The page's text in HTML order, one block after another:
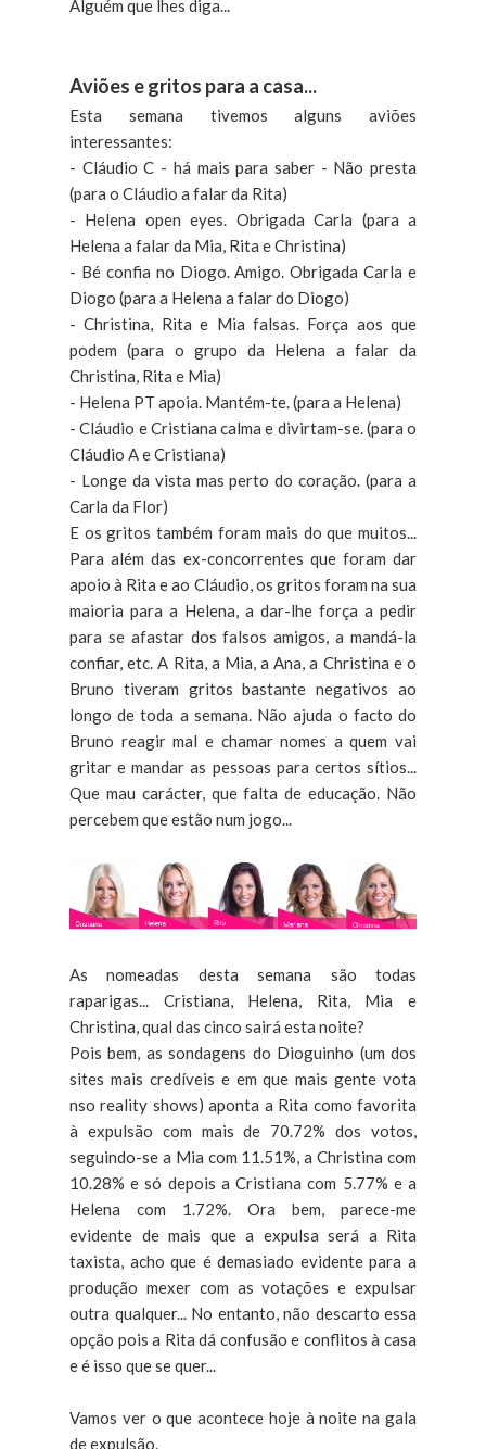
Alguém que lhes diga...
Aviões e gritos para a casa...
Esta semana tivemos alguns aviões
interessantes:
- Cláudio C - há mais para saber - Não presta
(para o Cláudio a falar da Rita)
- Helena open eyes. Obrigada Carla (para a
Helena a falar da Mia, Rita e Christina)
- Bé confia no Diogo. Amigo. Obrigada Carla e
Diogo (para a Helena a falar do Diogo)
- Christina, Rita e Mia falsas. Força aos que
podem (para o grupo da Helena a falar da
Christina, Rita e Mia)
- Helena PT apoia. Mantém-te. (para a Helena)
- Cláudio e Cristiana calma e divirtam-se. (para o
Cláudio A e Cristiana)
- Longe da vista mas perto do coração. (para a
Carla da Flor)
E os gritos também foram mais do que muitos...
Para além das ex-concorrentes que foram dar
apoio à Rita e ao Cláudio, os gritos foram na sua
maioria para a Helena, a dar-lhe força a pedir
para se afastar dos falsos amigos, a mandá-la
confiar, etc. A Rita, a Mia, a Ana, a Christina e o
Bruno tiveram gritos bastante negativos ao
longo de toda a semana. Não ajuda o facto do
Bruno reagir mal e chamar nomes a quem vai
gritar e mandar as pessoas para certos sítios...
Que mau carácter, que falta de educação. Não
percebem que estão num jogo...
As nomeadas desta semana são todas
raparigas... Cristiana, Helena, Rita, Mia e
Christina, qual das cinco sairá esta noite?
Pois bem, as sondagens do Dioguinho (um dos
sites mais credíveis e em que mais gente vota
nso reality shows) aponta a Rita como favorita
à expulsão com mais de 70.72% dos votos,
seguindo-se a Mia com 11.51%, a Christina com
10.28% e só depois a Cristiana com 5.77% e a
Helena com 1.72%. Ora bem, parece-me
evidente de mais que a expulsa será a Rita
taxista, acho que é demasiado evidente para a
produção mexer com as votações e expulsar
outra qualquer... No entanto, não descarto essa
opção pois a Rita dá confusão e conflitos à casa
e é isso que se quer...
Vamos ver o que acontece hoje à noite na gala
de expulsão.